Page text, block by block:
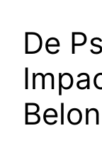
De